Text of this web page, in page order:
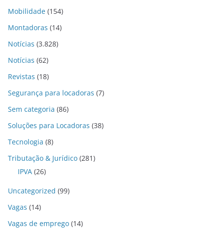
Mobilidade (154)
Montadoras (14)
Notícias (3.828)
Notícias (62)
Revistas (18)
Segurança para locadoras (7)
Sem categoria (86)
Soluções para Locadoras (38)
Tecnologia (8)
Tributação & Jurídico (281)
IPVA (26)
Uncategorized (99)
Vagas (14)
Vagas de emprego (14)